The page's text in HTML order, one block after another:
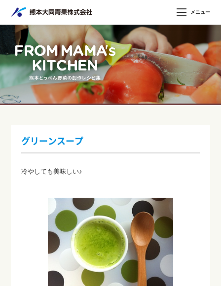
メニュー
グリーンスープ
冷やしても美味しい♪